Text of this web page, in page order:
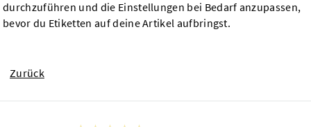
durchzuführen und die Einstellungen bei Bedarf anzupassen,
bevor du Etiketten auf deine Artikel aufbringst.
Zurück